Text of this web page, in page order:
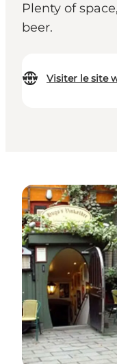
Plenty of
beer.
Visiter le site